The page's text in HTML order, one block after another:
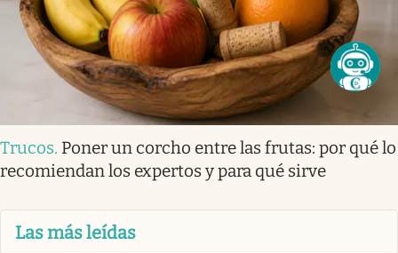
Trucos. Poner un corcho entre las frutas: por qué lo
recomiendan los expertos y para qué sirve
Las más leídas